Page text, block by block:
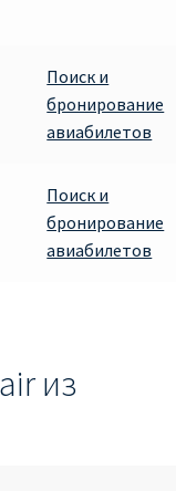
Поиск и
бронирование
авиабилетов
Поиск и
бронирование
авиабилетов
из